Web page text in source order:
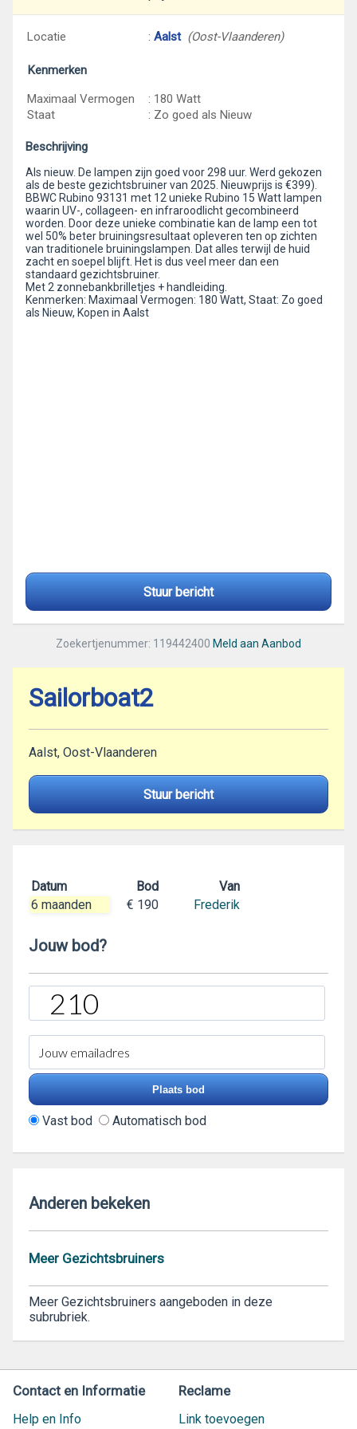
Locatie : Aalst (Oost-Vlaanderen)
Kenmerken
Maximaal Vermogen
: 180 Watt
Staat
: Zo goed als Nieuw
Beschrijving
Als nieuw. De lampen zijn goed voor 298 uur. Werd gekozen
als de beste gezichtsbruiner van 2025. Nieuwprijs is €399).
BBWC Rubino 93131 met 12 unieke Rubino 15 Watt lampen
waarin UV-, collageen- en infraroodlicht gecombineerd
worden. Door deze unieke combinatie kan de lamp een tot
wel 50% beter bruiningsresultaat opleveren ten op zichten
van traditionele bruiningslampen. Dat alles terwijl de huid
zacht en soepel blijft. Het is dus veel meer dan een
standaard gezichtsbruiner.
Met 2 zonnebankbrilletjes + handleiding.
Kenmerken: Maximaal Vermogen: 180 Watt, Staat: Zo goed
als Nieuw, Kopen in Aalst
Stuur bericht
Zoekertjenummer: 119442400 Meld aan Aanbod
Sailorboat2
Aalst, Oost-Vlaanderen
Stuur bericht
Datum Bod
Van
6 maanden
€ 190 Frederik
Jouw bod?
Vast bod Automatisch bod
Anderen bekeken
Meer Gezichtsbruiners
Meer Gezichtsbruiners aangeboden in deze
subrubriek.
Contact en Informatie
Help en Info
Reclame
Link toevoegen